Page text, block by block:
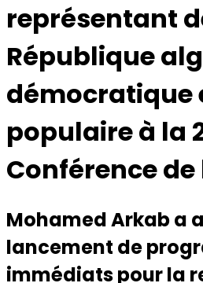
représentant
République
démocratique
populaire à la
Conférence de
Mohamed Arkab a
lancement de
immédiats pour la